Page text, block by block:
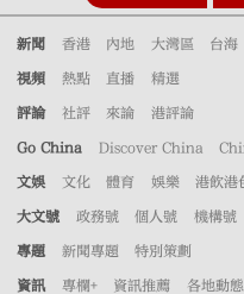
新聞 香港 內地 大灣區 台海
視頻 熱點 直播 精選
評論 社評 來論 港評論
Go China Discover China
文娛 文化 體育 娛樂 港飲港
大文號 政務號 個人號 機構號
專題 新聞專題 特別策劃
資訊 專欄+ 資訊推薦 各地動態